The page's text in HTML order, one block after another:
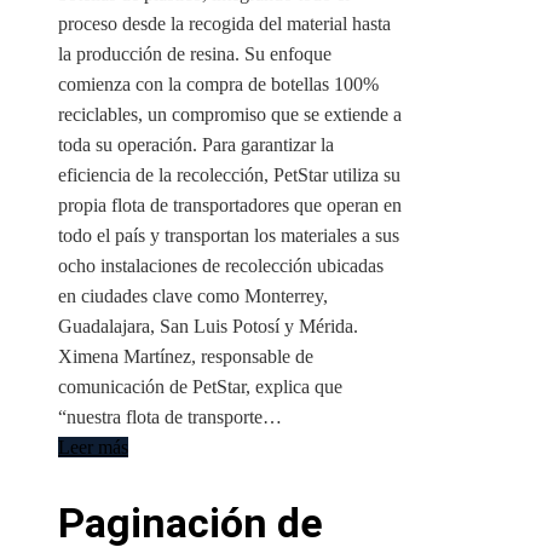
proceso desde la recogida del material hasta
la producción de resina. Su enfoque
comienza con la compra de botellas 100%
reciclables, un compromiso que se extiende a
toda su operación. Para garantizar la
eficiencia de la recolección, PetStar utiliza su
propia flota de transportadores que operan en
todo el país y transportan los materiales a sus
ocho instalaciones de recolección ubicadas
en ciudades clave como Monterrey,
Guadalajara, San Luis Potosí y Mérida.
Ximena Martínez, responsable de
comunicación de PetStar, explica que
“nuestra flota de transporte…
Leer más
Paginación de